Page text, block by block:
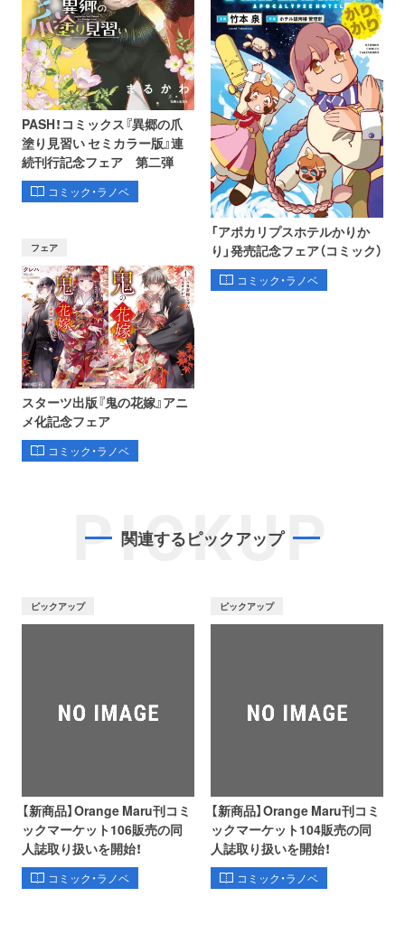
PASH！コミックス『異郷の爪
塗り見習い セミカラー版』連
続刊行記念フェア 第二弾
コミック・ラノベ
フェア
スターツ出版『鬼の花嫁』アニ
メ化記念フェア
コミック・ラノベ
「アポカリプスホテルかりか
り」発売記念フェア（コミック）
コミック・ラノベ
PICKUP
関連するピックアップ
ピックアップ
【新商品】Orange Maru刊コミ
ックマーケット106販売の同
人誌取り扱いを開始！
コミック・ラノベ
ピックアップ
【新商品】Orange Maru刊コミ
ックマーケット104販売の同
人誌取り扱いを開始！
コミック・ラノベ